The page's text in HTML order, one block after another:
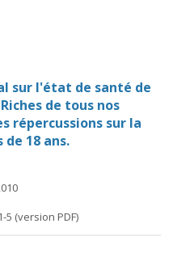
sur l'état de santé de
de tous nos
répercussions sur la
18 ans.
5 (version PDF)